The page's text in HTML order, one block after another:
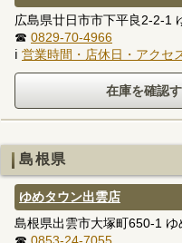
広島県廿日市市下平良2-2-1
☎ 0829-70-4966
ℹ 営業時間・店休日・アクセ
島根県
ゆめタウン出雲店
島根県出雲市大塚町650-1
☎ 0853-24-7055